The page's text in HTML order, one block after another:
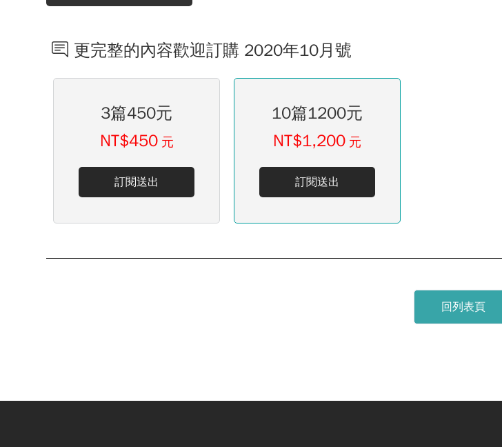
更完整的內容歡迎訂購 2020年10月號
3篇450元
NT$450 元
訂閱送出
10篇1200元
NT$1,200 元
訂閱送出
回列表頁